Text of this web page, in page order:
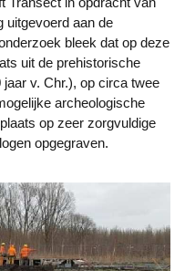
uitgevoerd aan de
bleek dat op deze
uit de prehistorische
v. Chr.), op circa twee
archeologische
op zeer zorgvuldige
opgegraven.